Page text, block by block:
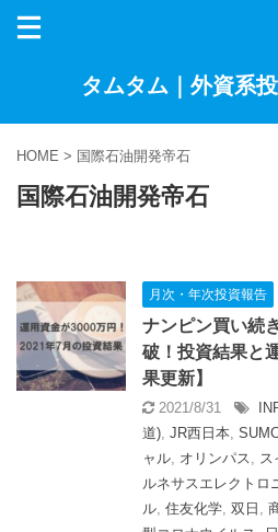
タムタム｜外資系
HOME > 国際石油開発帝石
国際石油開発帝石
月次・年次投資報告
ナンピン買い続
破！投資結果と
果更新】
2021/8/31
道), JR西日本,
ャル, オリンパス, ス
ルネサスエレクトロ
ル, 住友化学, 双日 ,